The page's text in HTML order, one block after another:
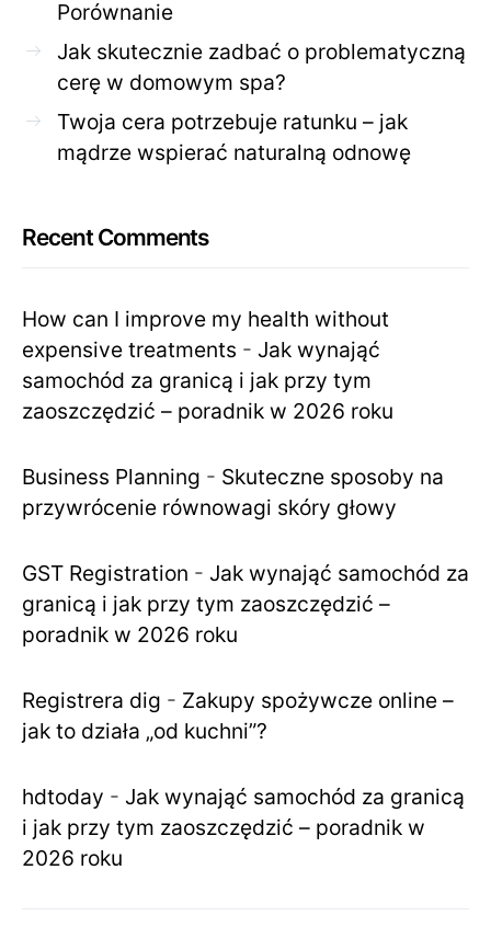
Porównanie
Jak skutecznie zadbać o problematyczną
cerę w domowym spa?
Twoja cera potrzebuje ratunku – jak
mądrze wspierać naturalną odnowę
Recent Comments
How can I improve my health without
expensive treatments - Jak wynająć
samochód za granicą i jak przy tym
zaoszczędzić – poradnik w 2026 roku
Business Planning - Skuteczne sposoby na
przywrócenie równowagi skóry głowy
GST Registration - Jak wynająć samochód za
granicą i jak przy tym zaoszczędzić –
poradnik w 2026 roku
Registrera dig - Zakupy spożywcze online –
jak to działa „od kuchni”?
hdtoday - Jak wynająć samochód za granicą
i jak przy tym zaoszczędzić – poradnik w
2026 roku